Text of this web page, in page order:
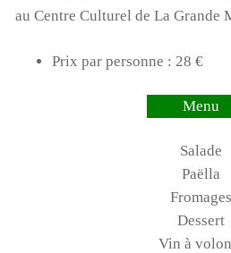
au Centre Culturel de La Grande
Prix par personne : 28 €
Menu
Salade
Paëlla
Fromages
Dessert
Vin à